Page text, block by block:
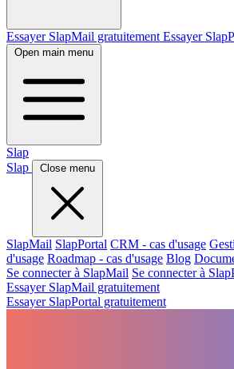
Essayer SlapMail gratuitement Essayer
Open main menu
Slap
Slap
Close menu
SlapMail SlapPortal CRM - cas d'usage
d'usage Roadmap - cas d'usage Blog
Se connecter à SlapMail Se connecter à
Essayer SlapMail gratuitement
Essayer SlapPortal gratuitement